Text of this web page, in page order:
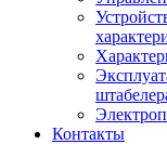
Контакты